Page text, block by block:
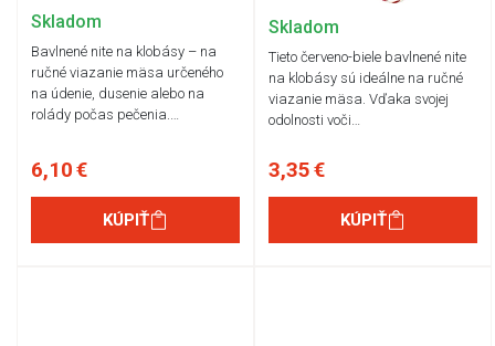
Skladom
Bavlnené nite na klobásy – na
ručné viazanie mäsa určeného
na údenie, dusenie alebo na
rolády počas pečenia.…
6,10 €
KÚPIŤ
Skladom
Tieto červeno-biele bavlnené nite
na klobásy sú ideálne na ručné
viazanie mäsa. Vďaka svojej
odolnosti voči…
3,35 €
KÚPIŤ